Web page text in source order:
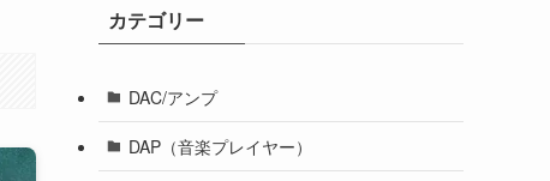
カテゴリー
DAC/アンプ
DAP（音楽プレイヤー）